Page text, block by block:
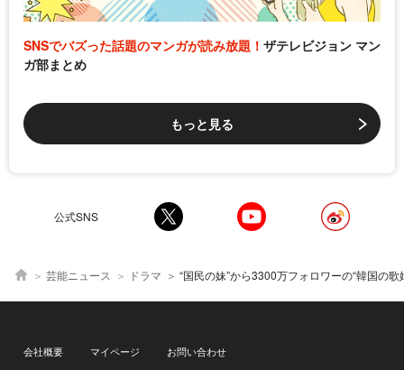
SNSでバズった話題のマンガが読み放題！ ザテレビジョン マン
ガ部まとめ
もっと見る
公式SNS
芸能ニュース ドラマ “国民の妹”から3300万フォロワーの“韓国の歌姫”へ…IUを深掘り 最新作「21世紀の大君夫人」ではビョン・
会社概要 マイページ お問い合わせ